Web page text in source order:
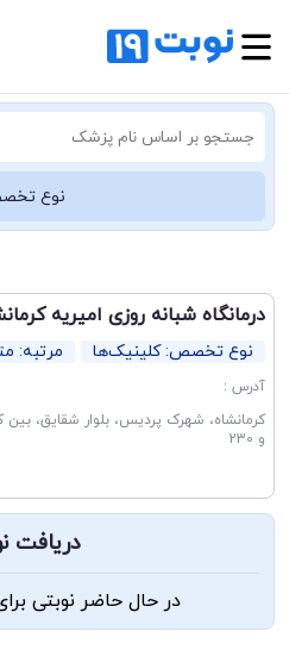
نوع
درمانگاه شبانه روزی امیریه
نوع تخصص: کلینیک‌ها مرتبه:
آدرس :
و 230
دریافت
در حال حاضر نوبتی